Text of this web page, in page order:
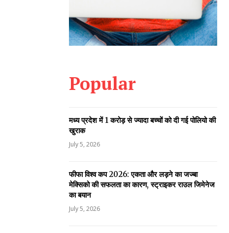
Popular
मध्य प्रदेश में 1 करोड़ से ज्यादा बच्चों को दी गई पोलियो की
खुराक
July 5, 2026
फीफा विश्व कप 2026: एकता और लड़ने का जज्बा
मेक्सिको की सफलता का कारण, स्ट्राइकर राउल जिमेनेज
का बयान
July 5, 2026